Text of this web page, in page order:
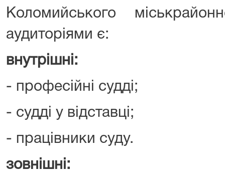
Коломийського
аудиторіями є:
внутрішні:
- професійні судді;
- судді у відставці;
- працівники суду.
зовнішні: